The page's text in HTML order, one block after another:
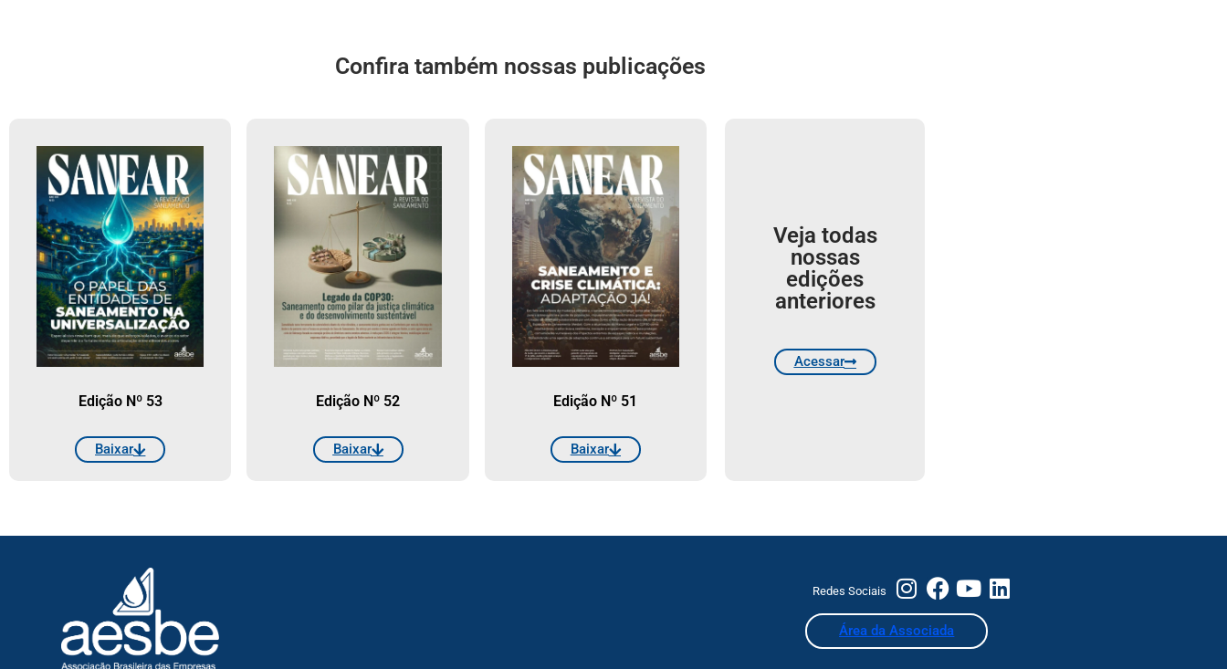
Confira também nossas publicações
Edição Nº 53
Baixar
Edição Nº 52
Baixar
Edição Nº 51
Baixar
Veja todas
nossas
edições
anteriores
Acessar
Redes Sociais
Área da Associada